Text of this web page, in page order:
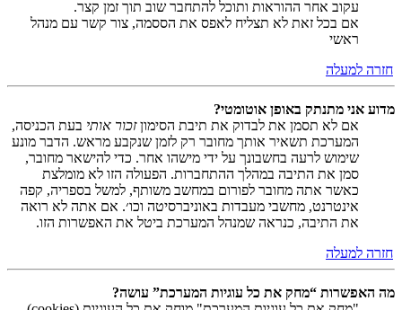
עקוב אחר ההוראות ותוכל להתחבר שוב תוך זמן קצר.
אם בכל זאת לא תצליח לאפס את הססמה, צור קשר עם מנהל
ראשי
חזרה למעלה
מדוע אני מתנתק באופן אוטומטי?
אם לא תסמן את לבדוק את תיבת הסימוןזכור אותי בעת הכניסה,
המערכת תשאיר אותך מחובר רק לזמן שנקבע מראש. הדבר מונע
שימוש לרעה בחשבונך על ידי מישהו אחר. כדי להישאר מחובר,
סמן את התיבה במהלך ההתחברות. הפעולה הזו לא מומלצת
כאשר אתה מחובר לפורום במחשב משותף, למשל בספריה, קפה
אינטרנט, מחשבי מעבדות באוניברסיטה וכו׳. אם אתה לא רואה
את התיבה, כנראה שמנהל המערכת ביטל את האפשרות הזו.
חזרה למעלה
מה האפשרות “מחק את כל עוגיות המערכת” עושה?